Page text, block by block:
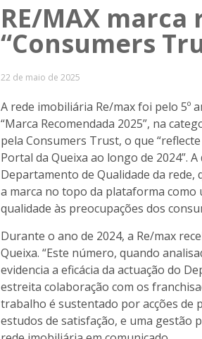
RE/MAX
“Consumers
22 de maio de 2025
A rede imobiliária Re/max foi pelo 5º
“Marca Recomendada 2025”, na
pela Consumers Trust, o que
Portal da Queixa ao longo de 2024”.
Departamento de Qualidade da rede,
a marca no topo da plataforma como
qualidade às preocupações dos
Durante o ano de 2024, a Re/max
Queixa. “Este número, quando
evidencia a eficácia da actuação do
estreita colaboração com os
trabalho é sustentado por acções de
estudos de satisfação, e uma gestão